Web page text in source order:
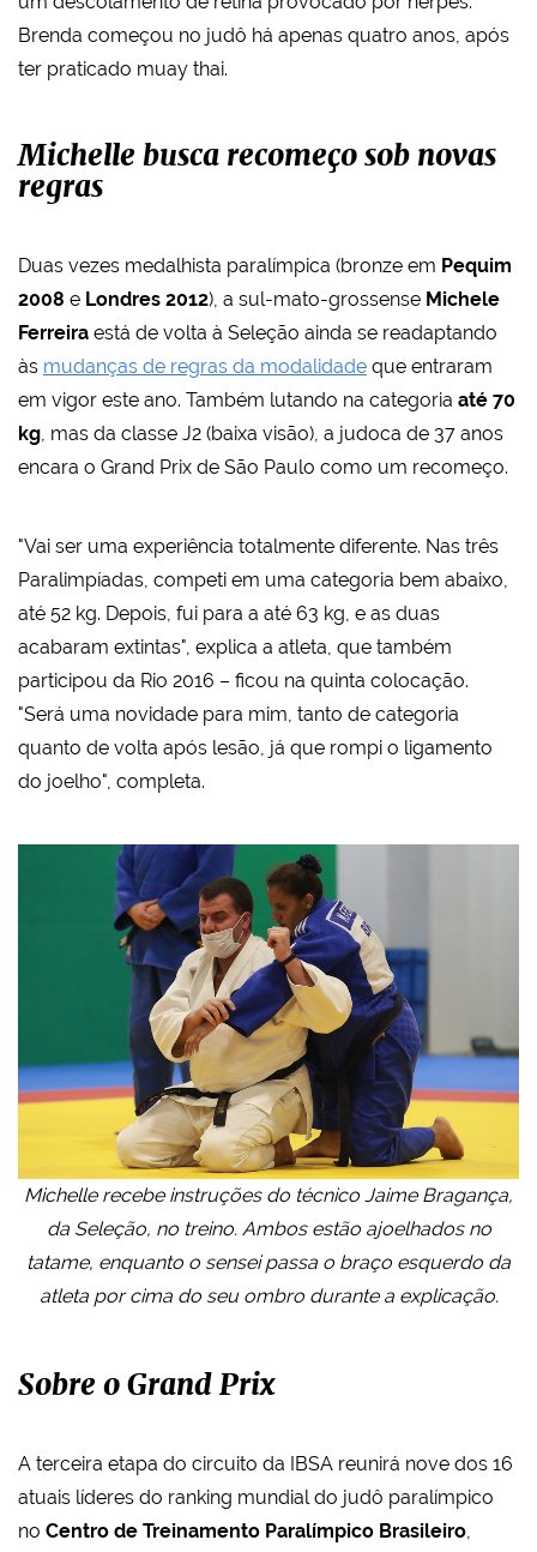
Brenda começou no judô há apenas quatro anos, após
ter praticado muay thai.
Michelle busca recomeço sob novas
regras
Duas vezes medalhista paralímpica (bronze em Pequim
2008 e Londres 2012), a sul-mato-grossense Michele
Ferreira está de volta à Seleção ainda se readaptando
às mudanças de regras da modalidade que entraram
em vigor este ano. Também lutando na categoria até 70
kg, mas da classe J2 (baixa visão), a judoca de 37 anos
encara o Grand Prix de São Paulo como um recomeço.
"Vai ser uma experiência totalmente diferente. Nas três
Paralimpíadas, competi em uma categoria bem abaixo,
até 52 kg. Depois, fui para a até 63 kg, e as duas
acabaram extintas", explica a atleta, que também
participou da Rio 2016 – ficou na quinta colocação.
"Será uma novidade para mim, tanto de categoria
quanto de volta após lesão, já que rompi o ligamento
do joelho", completa.
Michelle recebe instruções do técnico Jaime Bragança,
da Seleção, no treino. Ambos estão ajoelhados no
tatame, enquanto o sensei passa o braço esquerdo da
atleta por cima do seu ombro durante a explicação.
Sobre o Grand Prix
A terceira etapa do circuito da IBSA reunirá nove dos 16
atuais líderes do ranking mundial do judô paralímpico
no Centro de Treinamento Paralímpico Brasileiro,